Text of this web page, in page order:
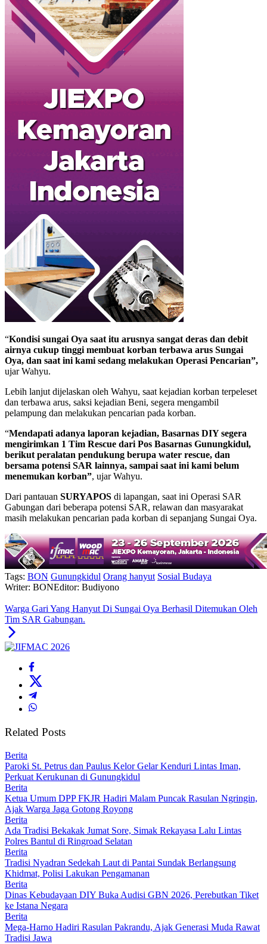
“Kondisi sungai Oya saat itu arusnya sangat deras dan debit
airnya cukup tinggi membuat korban terbawa arus Sungai
Oya, dan saat ini kami sedang melakukan Operasi Pencarian”,
ujar Wahyu.
Lebih lanjut dijelaskan oleh Wahyu, saat kejadian korban terpeleset
dan terbawa arus, saksi kejadian Beni, segera mengambil
pelampung dan melakukan pencarian pada korban.
“Mendapati adanya laporan kejadian, Basarnas DIY segera
mengirimkan 1 Tim Rescue dari Pos Basarnas Gunungkidul,
berikut peralatan pendukung berupa water rescue, dan
bersama potensi SAR lainnya, sampai saat ini kami belum
menemukan korban”, ujar Wahyu.
Dari pantauan SURYAPOS di lapangan, saat ini Operasi SAR
Gabungan dari beberapa potensi SAR, relawan dan masyarakat
masih melakukan pencarian pada korban di sepanjang Sungai Oya.
Tags: BON Gunungkidul Orang hanyut Sosial Budaya
Writer: BONEditor: Budiyono
Warga Gari Yang Hanyut Di Sungai Oya Berhasil Ditemukan Oleh
Tim SAR Gabungan.
Related Posts
Berita
Paroki St. Petrus dan Paulus Kelor Gelar Kenduri Lintas Iman,
Perkuat Kerukunan di Gunungkidul
Berita
Ketua Umum DPP FKJR Hadiri Malam Puncak Rasulan Ngringin,
Ajak Warga Jaga Gotong Royong
Berita
Ada Tradisi Bekakak Jumat Sore, Simak Rekayasa Lalu Lintas
Polres Bantul di Ringroad Selatan
Berita
Tradisi Nyadran Sedekah Laut di Pantai Sundak Berlangsung
Khidmat, Polisi Lakukan Pengamanan
Berita
Dinas Kebudayaan DIY Buka Audisi GBN 2026, Perebutkan Tiket
ke Istana Negara
Berita
Mega-Harno Hadiri Rasulan Pakrandu, Ajak Generasi Muda Rawat
Tradisi Jawa